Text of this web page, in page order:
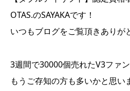
OTAS.のSAYAKAです！
いつもブログをご覧頂きありが
3週間で30000個売れたV3ファン
もうご存知の方も多いかと思い